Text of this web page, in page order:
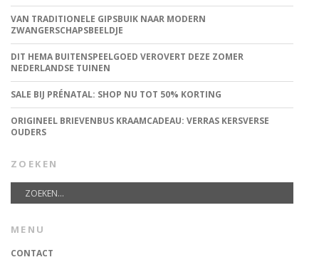
VAN TRADITIONELE GIPSBUIK NAAR MODERN
ZWANGERSCHAPSBEELDJE
DIT HEMA BUITENSPEELGOED VEROVERT DEZE ZOMER
NEDERLANDSE TUINEN
SALE BIJ PRÉNATAL: SHOP NU TOT 50% KORTING
ORIGINEEL BRIEVENBUS KRAAMCADEAU: VERRAS KERSVERSE
OUDERS
ZOEKEN
MENU
CONTACT